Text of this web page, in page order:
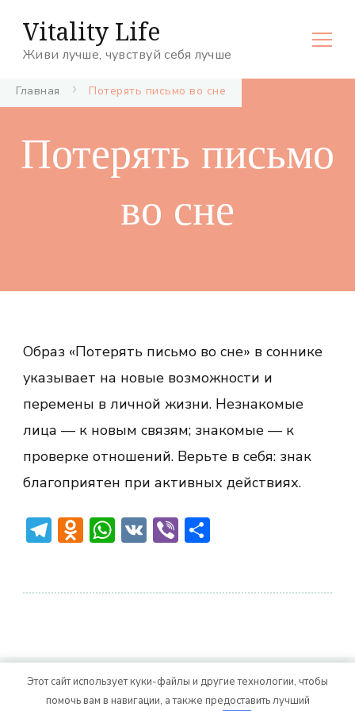
Vitality Life
Живи лучше, чувствуй себя лучше
Главная Потерять письмо во сне
Потерять письмо
во сне
Образ «Потерять письмо во сне» в соннике
указывает на новые возможности и
перемены в личной жизни. Незнакомые
лица — к новым связям; знакомые — к
проверке отношений. Верьте в себя: знак
благоприятен при активных действиях.
Telegram
Odnoklassniki
WhatsApp
VKViber
© Авторское право 2026 Vitality Life. Все права
Этот сайт использует куки-файлы и другие технологии, чтобы
помочь вам в навигации, а также предоставить лучший